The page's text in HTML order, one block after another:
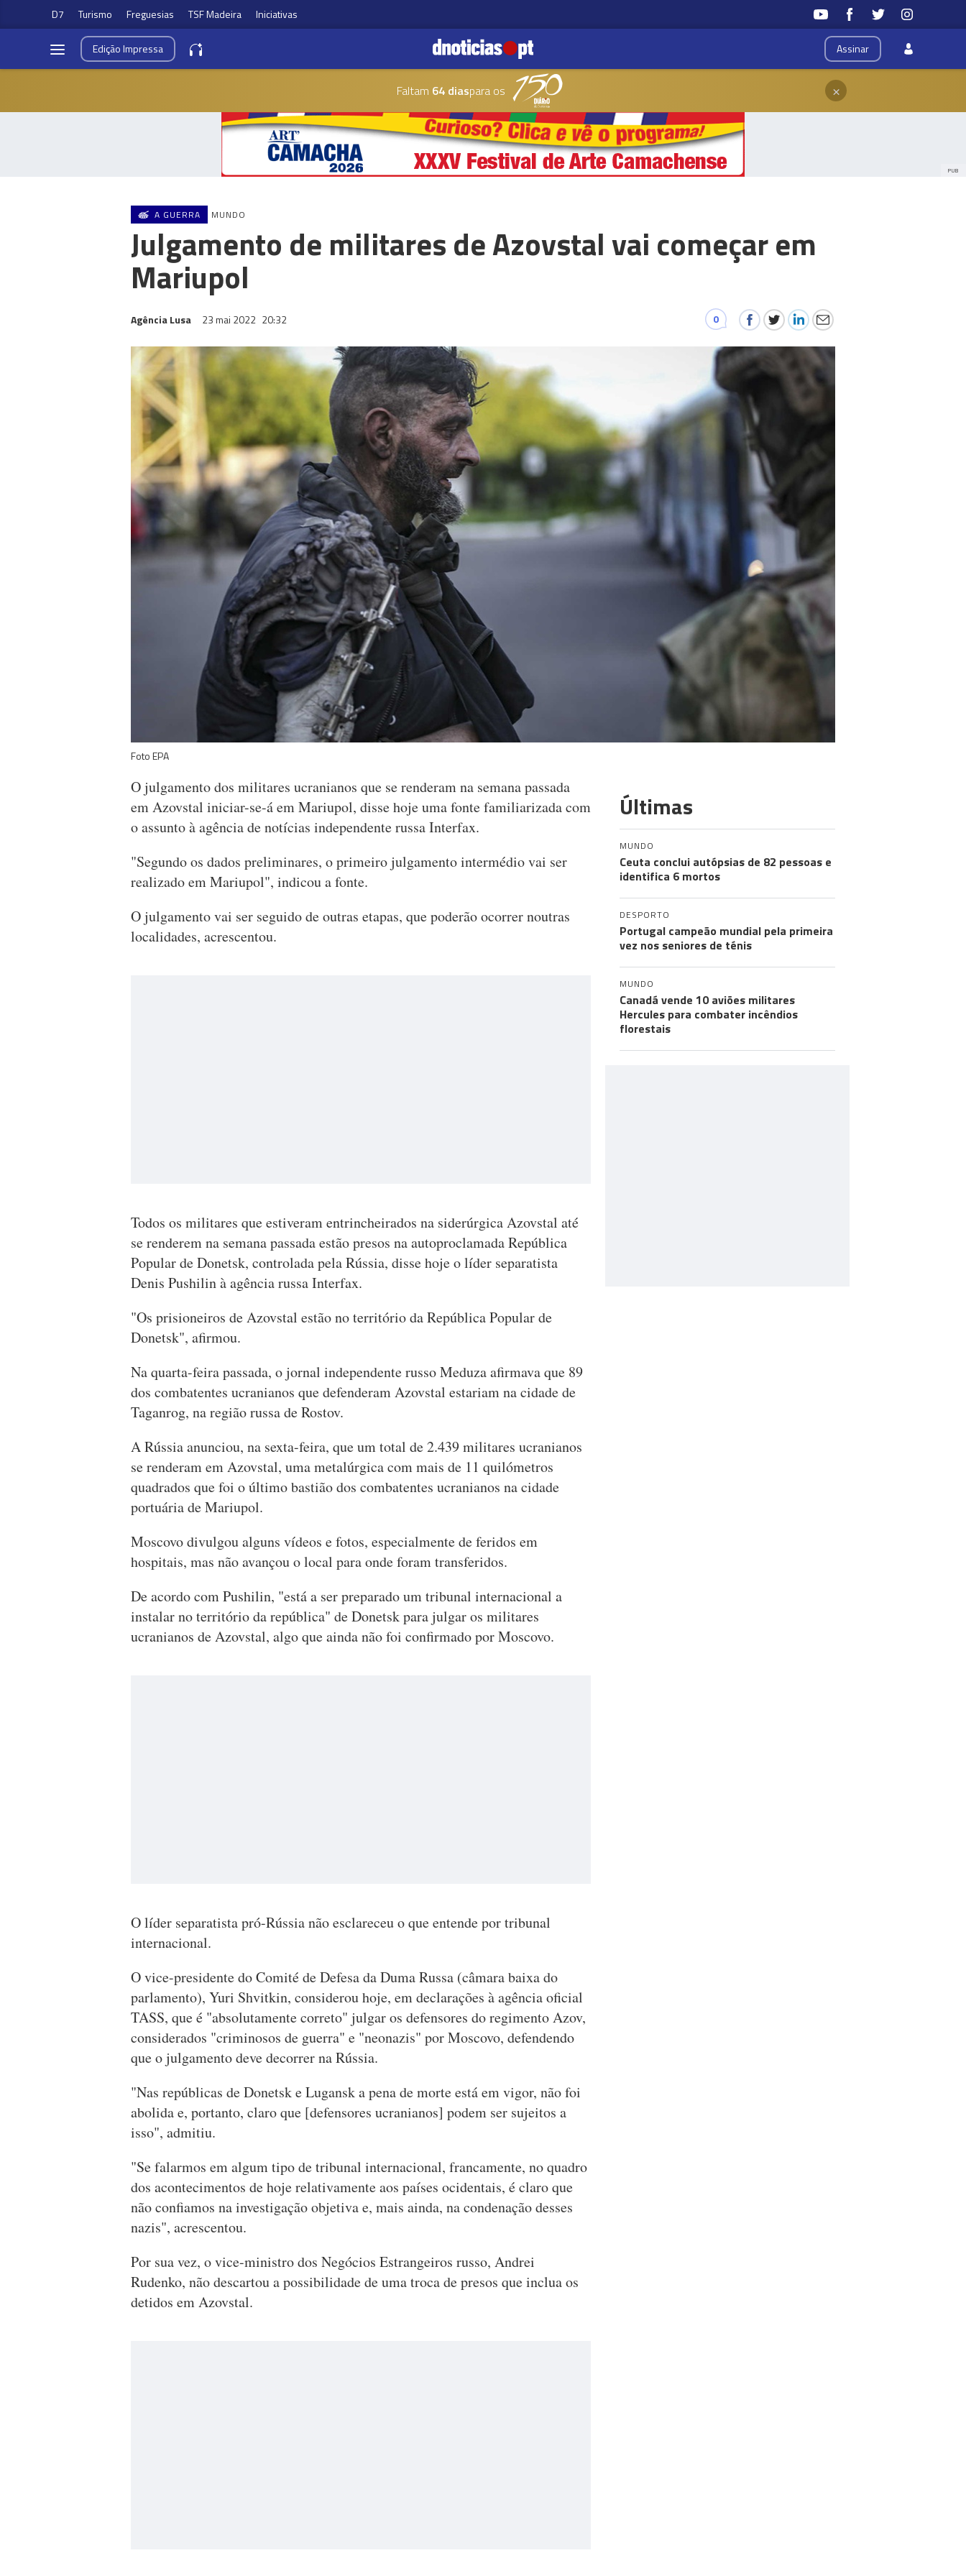
D7 Turismo Freguesias TSF Madeira Iniciativas
Assinar
EdiçãoImpressa
Faltam 64 diaspara os ×
PUB
A GUERRA MUNDO
Julgamento de militares de Azovstal vai começar em
Mariupol
Agência Lusa 23 mai 2022 20:32 0
Foto EPA
O julgamento dos militares ucranianos que se renderam na semana passada
em Azovstal iniciar-se-á em Mariupol, disse hoje uma fonte familiarizada com
o assunto à agência de notícias independente russa Interfax.
"Segundo os dados preliminares, o primeiro julgamento intermédio vai ser
realizado em Mariupol", indicou a fonte.
O julgamento vai ser seguido de outras etapas, que poderão ocorrer noutras
localidades, acrescentou.
Todos os militares que estiveram entrincheirados na siderúrgica Azovstal até
se renderem na semana passada estão presos na autoproclamada República
Popular de Donetsk, controlada pela Rússia, disse hoje o líder separatista
Denis Pushilin à agência russa Interfax.
"Os prisioneiros de Azovstal estão no território da República Popular de
Donetsk", afirmou.
Na quarta-feira passada, o jornal independente russo Meduza afirmava que 89
dos combatentes ucranianos que defenderam Azovstal estariam na cidade de
Taganrog, na região russa de Rostov.
A Rússia anunciou, na sexta-feira, que um total de 2.439 militares ucranianos
se renderam em Azovstal, uma metalúrgica com mais de 11 quilómetros
quadrados que foi o último bastião dos combatentes ucranianos na cidade
portuária de Mariupol.
Moscovo divulgou alguns vídeos e fotos, especialmente de feridos em
hospitais, mas não avançou o local para onde foram transferidos.
De acordo com Pushilin, "está a ser preparado um tribunal internacional a
instalar no território da república" de Donetsk para julgar os militares
ucranianos de Azovstal, algo que ainda não foi confirmado por Moscovo.
O líder separatista pró-Rússia não esclareceu o que entende por tribunal
internacional.
O vice-presidente do Comité de Defesa da Duma Russa (câmara baixa do
parlamento), Yuri Shvitkin, considerou hoje, em declarações à agência oficial
TASS, que é "absolutamente correto" julgar os defensores do regimento Azov,
considerados "criminosos de guerra" e "neonazis" por Moscovo, defendendo
que o julgamento deve decorrer na Rússia.
"Nas repúblicas de Donetsk e Lugansk a pena de morte está em vigor, não foi
abolida e, portanto, claro que [defensores ucranianos] podem ser sujeitos a
isso", admitiu.
"Se falarmos em algum tipo de tribunal internacional, francamente, no quadro
dos acontecimentos de hoje relativamente aos países ocidentais, é claro que
não confiamos na investigação objetiva e, mais ainda, na condenação desses
nazis", acrescentou.
Por sua vez, o vice-ministro dos Negócios Estrangeiros russo, Andrei
Rudenko, não descartou a possibilidade de uma troca de presos que inclua os
detidos em Azovstal.
Últimas
MUNDO
Ceuta conclui autópsias de 82 pessoas e
identifica 6 mortos
DESPORTO
Portugal campeão mundial pela primeira
vez nos seniores de ténis
MUNDO
Canadá vende 10 aviões militares
Hercules para combater incêndios
florestais